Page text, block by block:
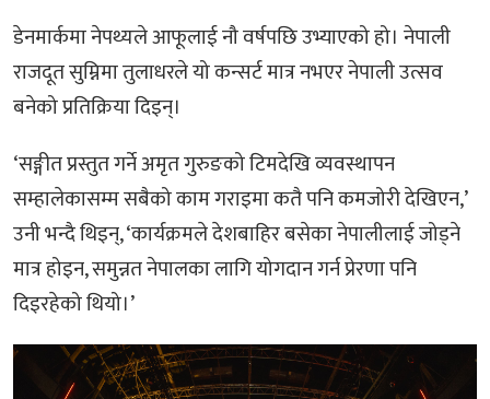
डेनमार्कमा नेपथ्यले आफूलाई नौ वर्षपछि उभ्याएको हो। नेपाली
राजदूत सुम्निमा तुलाधरले यो कन्सर्ट मात्र नभएर नेपाली उत्सव
बनेको प्रतिक्रिया दिइन्।
‘सङ्गीत प्रस्तुत गर्ने अमृत गुरुङको टिमदेखि व्यवस्थापन
सम्हालेकासम्म सबैको काम गराइमा कतै पनि कमजोरी देखिएन,’
उनी भन्दै थिइन्, ‘कार्यक्रमले देशबाहिर बसेका नेपालीलाई जोड्ने
मात्र होइन, समुन्नत नेपालका लागि योगदान गर्न प्रेरणा पनि
दिइरहेको थियो।’